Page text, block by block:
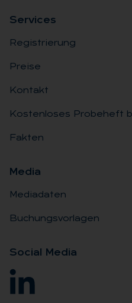
Ser­vices
Registrierung
Preise
Kontakt
Kostenloses Probeheft
Fakten
Me­dia
Mediadaten
Buchungsvorlagen
So­ci­al Me­dia